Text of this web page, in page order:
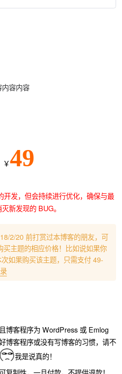
容内容
49
发，但会持续进行优化，确保与最
新发现的 BUG。
2/20 前打赏过本博客的朋友，可
主题的相应价格！比如说如果你
如果购买该主题，只需支付 49-
博客程序为 WordPress 或 Emlog
博客程序或没有写博客的习惯，请不
我是说真的！